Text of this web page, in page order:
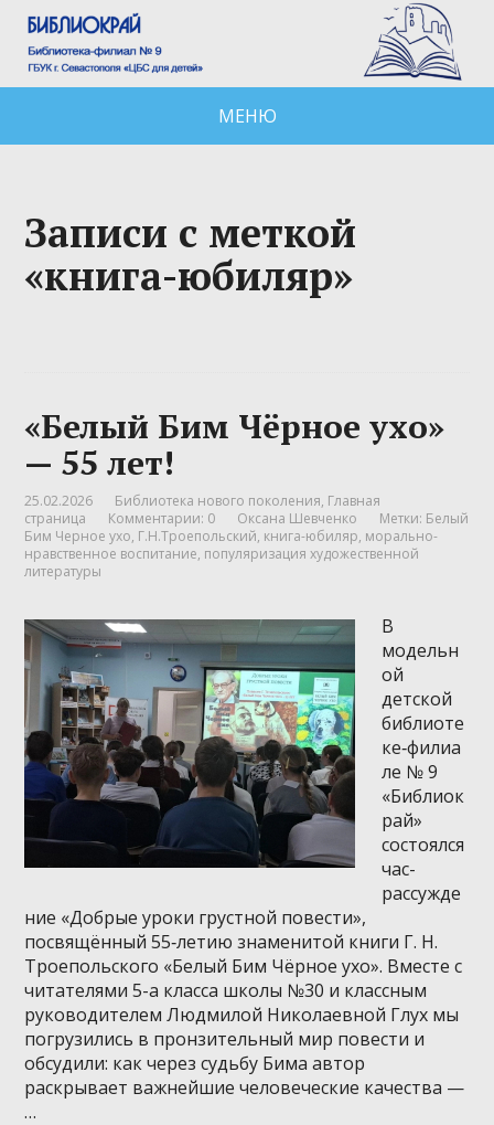
МЕНЮ
Записи с меткой
«книга-юбиляр»
«Белый Бим Чёрное ухо»
— 55 лет!
25.02.2026 Библиотека нового поколения, Главная
страница
Комментарии: 0 Оксана Шевченко Метки: Белый
Бим Черное ухо, Г.Н.Троепольский, книга-юбиляр, морально-
нравственное воспитание, популяризация художественной
литературы
В
модельн
ой
детской
библиоте
ке‑филиа
ле № 9
«Библиок
рай»
состоялся
час-
рассужде
ние «Добрые уроки грустной повести»,
посвящённый 55‑летию знаменитой книги Г. Н.
Троепольского «Белый Бим Чёрное ухо». Вместе с
читателями 5-а класса школы №30 и классным
руководителем Людмилой Николаевной Глух мы
погрузились в пронзительный мир повести и
обсудили: как через судьбу Бима автор
раскрывает важнейшие человеческие качества —
…